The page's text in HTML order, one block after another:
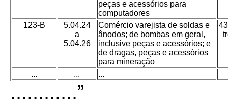
peças e acessórios para
computadores
123-B
5.04.24
a
5.04.26
Comércio varejista de soldas e
ânodos; de bombas em geral,
inclusive peças e acessórios; e
de dragas, peças e acessórios
para mineração
... ... ...
............”